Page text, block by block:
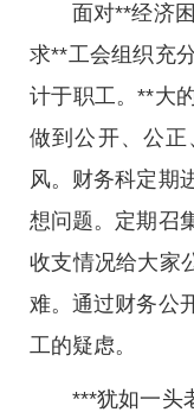
面对**经济
求**工会组织充
计于职工。**大
做到公开、公
风。财务科定期
想问题。定期召
收支情况给大家
难。通过财务公
工的疑虑。
***犹如一头